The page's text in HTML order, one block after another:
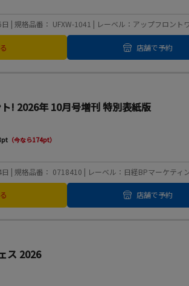
| 規格品番： UFXW-1041 | レーベル：アップフロント
店舗で予約
! 2026年 10月号増刊 特別表紙版
（今なら174pt）
| 規格品番： 0718410 | レーベル：日経BPマーケティ
店舗で予約
ス 2026